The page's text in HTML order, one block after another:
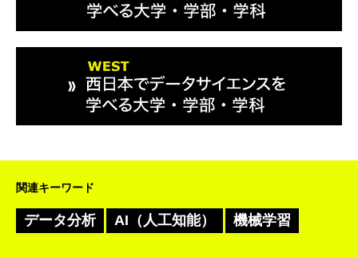
関連キーワード
データ分析 AI（人工知能） 機械学習